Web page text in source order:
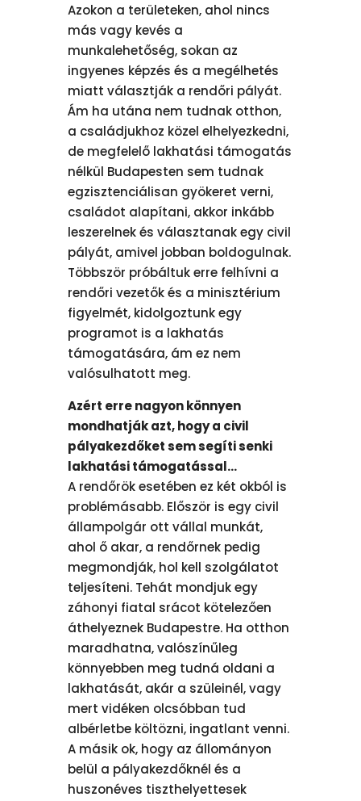
Azokon a területeken, ahol nincs
más vagy kevés a
munkalehetőség, sokan az
ingyenes képzés és a megélhetés
miatt választják a rendőri pályát.
Ám ha utána nem tudnak otthon,
a családjukhoz közel elhelyezkedni,
de megfelelő lakhatási támogatás
nélkül Budapesten sem tudnak
egzisztenciálisan gyökeret verni,
családot alapítani, akkor inkább
leszerelnek és választanak egy civil
pályát, amivel jobban boldogulnak.
Többször próbáltuk erre felhívni a
rendőri vezetők és a minisztérium
figyelmét, kidolgoztunk egy
programot is a lakhatás
támogatására, ám ez nem
valósulhatott meg.
Azért erre nagyon könnyen
mondhatják azt, hogy a civil
pályakezdőket sem segíti senki
lakhatási támogatással…
A rendőrök esetében ez két okból is
problémásabb. Először is egy civil
állampolgár ott vállal munkát,
ahol ő akar, a rendőrnek pedig
megmondják, hol kell szolgálatot
teljesíteni. Tehát mondjuk egy
záhonyi fiatal srácot kötelezően
áthelyeznek Budapestre. Ha otthon
maradhatna, valószínűleg
könnyebben meg tudná oldani a
lakhatását, akár a szüleinél, vagy
mert vidéken olcsóbban tud
albérletbe költözni, ingatlant venni.
A másik ok, hogy az állományon
belül a pályakezdőknél és a
huszonéves tiszthelyettesek